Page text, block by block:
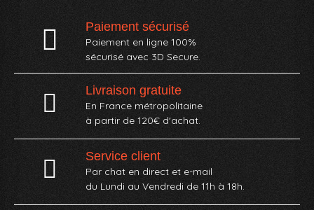
Paiement sécurisé
Paiement en ligne 100%
sécurisé avec 3D Secure.
Livraison gratuite
En France métropolitaine
à partir de 120€ d'achat.
Service client
Par chat en direct et e-mail
du Lundi au Vendredi de 11h à 18h.